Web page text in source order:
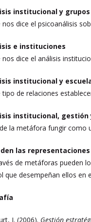
institucional y grupos
nos dice el psicoanálisis
e instituciones
nos dice el análisis
institucional y
tipo de relaciones
institucional,
la metáfora fungir como
las
de metáforas pueden
que desempeñan ellos en
J. (2006). Gestión